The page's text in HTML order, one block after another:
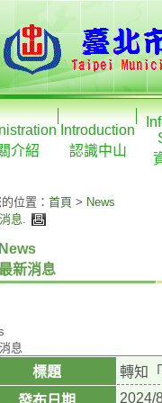
介紹
Introduction
認識中山
位置： 首頁 > News
息.
News
最新消息
息
標題
轉知
2024/